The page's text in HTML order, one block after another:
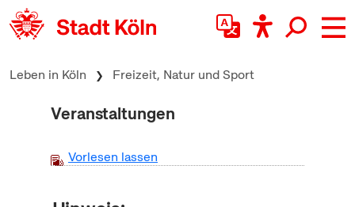
zum Inhalt springen
Leben in Köln Freizeit, Natur und Sport
Veranstaltungen
Vorlesen lassen